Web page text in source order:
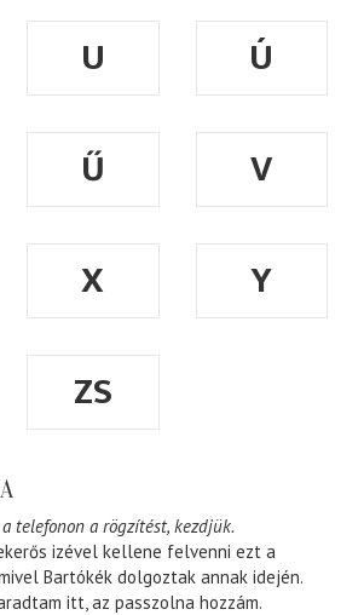
U
Ú
Ű
V
X
Y
ZS
telefonon a rögzítést, kezdjük.
izével kellene felvenni ezt a
Bartókék dolgoztak annak idején.
itt, az passzolna hozzám.